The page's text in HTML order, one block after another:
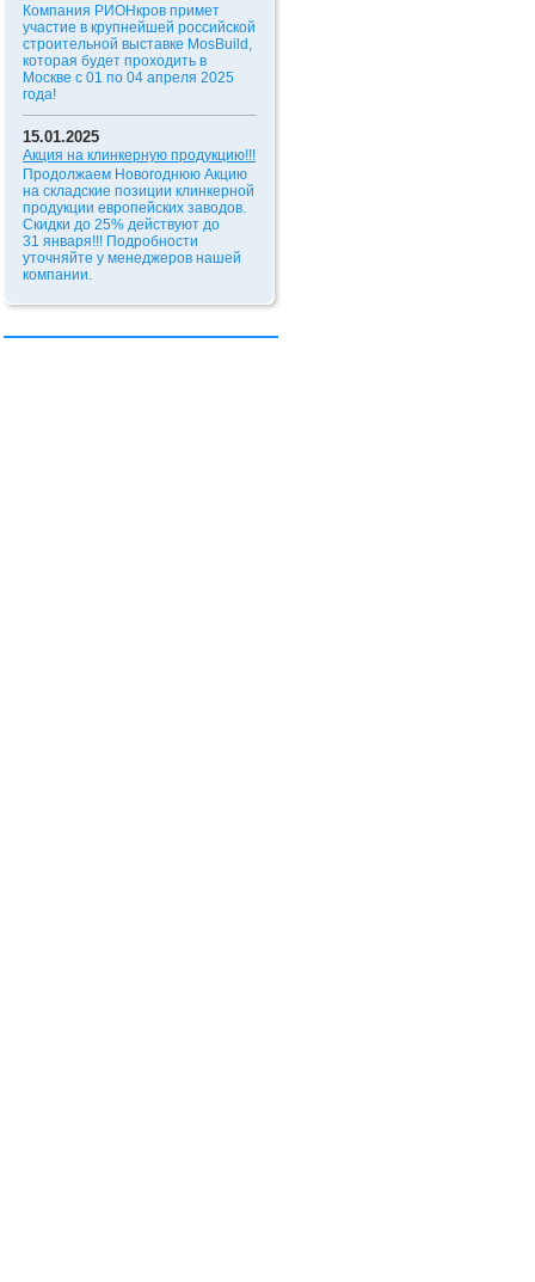
Компания РИОНкров примет
участие в крупнейшей российской
строительной выставке MosBuild,
которая будет проходить в
Москве с 01 по 04 апреля 2025
года!
15.01.2025
Акция на клинкерную продукцию!!!
Продолжаем Новогоднюю Акцию
на складские позиции клинкерной
продукции европейских заводов.
Скидки до 25% действуют до
31 января!!! Подробности
уточняйте у менеджеров нашей
компании.